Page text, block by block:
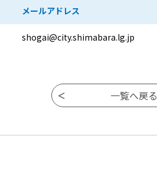
メールアドレス
shogai@city.shimabara.lg.jp